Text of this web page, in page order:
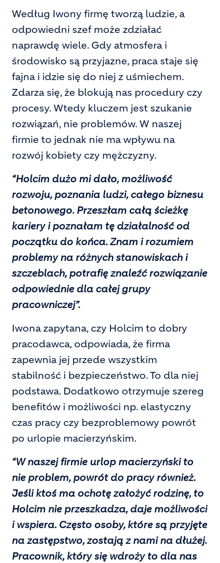
Według Iwony firmę tworzą ludzie, a
odpowiedni szef może zdziałać
naprawdę wiele. Gdy atmosfera i
środowisko są przyjazne, praca staje się
fajna i idzie się do niej z uśmiechem.
Zdarza się, że blokują nas procedury czy
procesy. Wtedy kluczem jest szukanie
rozwiązań, nie problemów. W naszej
firmie to jednak nie ma wpływu na
rozwój kobiety czy mężczyzny.
“Holcim dużo mi dało, możliwość
rozwoju, poznania ludzi, całego biznesu
betonowego. Przeszłam całą ścieżkę
kariery i poznałam tę działalność od
początku do końca. Znam i rozumiem
problemy na różnych stanowiskach i
szczeblach, potrafię znaleźć rozwiązanie
odpowiednie dla całej grupy
pracowniczej”.
Iwona zapytana, czy Holcim to dobry
pracodawca, odpowiada, że firma
zapewnia jej przede wszystkim
stabilność i bezpieczeństwo. To dla niej
podstawa. Dodatkowo otrzymuje szereg
benefitów i możliwości np. elastyczny
czas pracy czy bezproblemowy powrót
po urlopie macierzyńskim.
“W naszej firmie urlop macierzyński to
nie problem, powrót do pracy również.
Jeśli ktoś ma ochotę założyć rodzinę, to
Holcim nie przeszkadza, daje możliwości
i wspiera. Często osoby, które są przyjęte
na zastępstwo, zostają z nami na dłużej.
Pracownik, który się wdroży to dla nas